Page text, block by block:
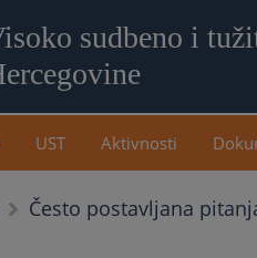
sudbeno i
UST Aktivnosti
Često postavljana